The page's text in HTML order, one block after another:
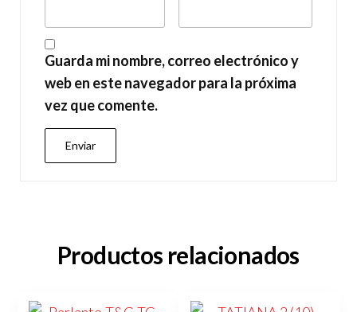
Guarda mi nombre, correo electrónico y
web en este navegador para la próxima
vez que comente.
Productos relacionados